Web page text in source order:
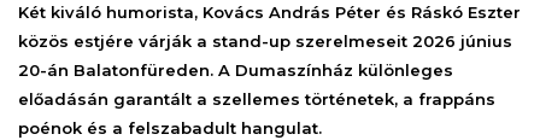
Két kiváló humorista, Kovács András Péter és Ráskó Eszter
közös estjére várják a stand-up szerelmeseit 2026 június
20-án Balatonfüreden. A Dumaszínház különleges
előadásán garantált a szellemes történetek, a frappáns
poénok és a felszabadult hangulat.